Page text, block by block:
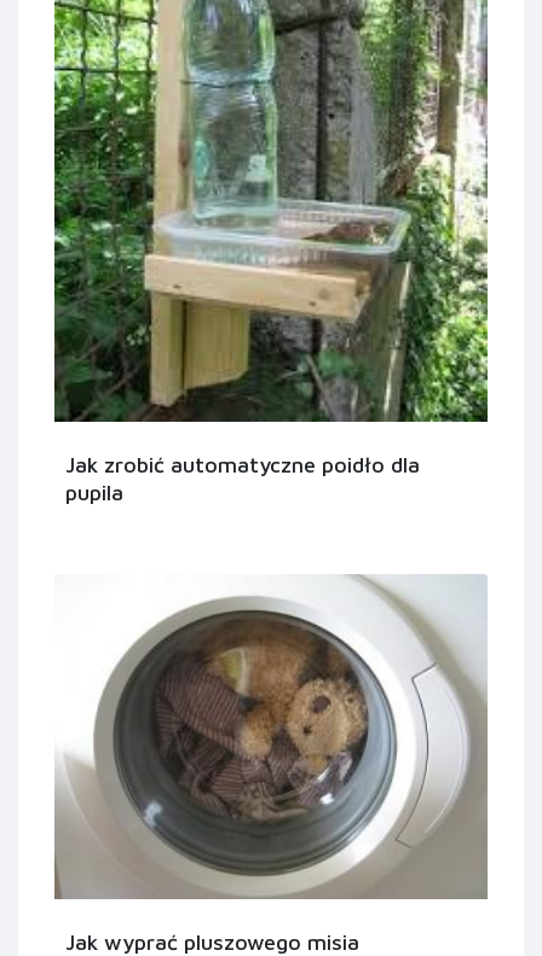
Jak zrobić automatyczne poidło dla
pupila
Jak wyprać pluszowego misia